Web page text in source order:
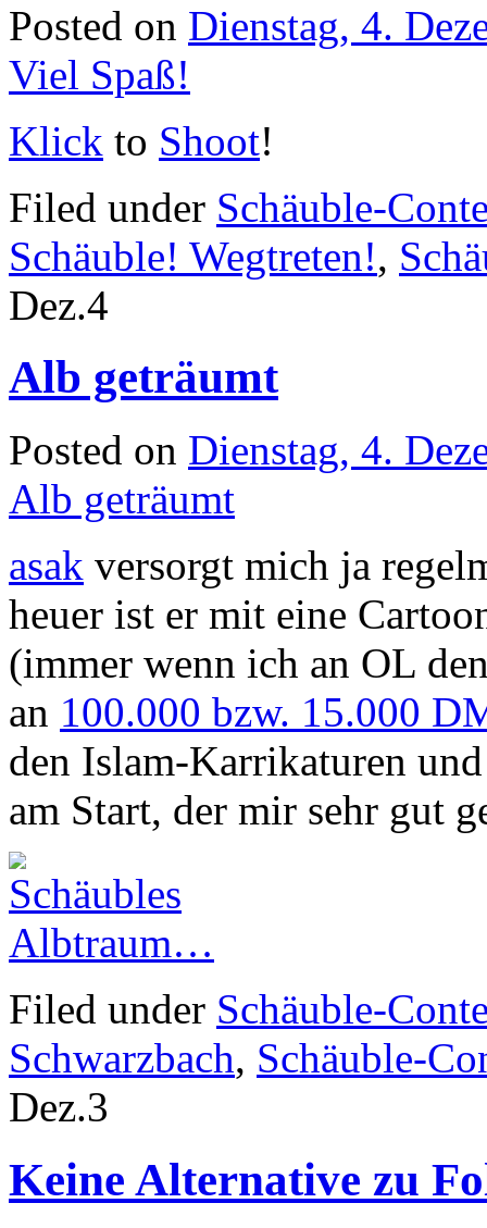
Posted on Dienstag, 4.
Viel Spaß!
Klick to Shoot!
Filed under Schäuble-
Schäuble! Wegtreten!,
Dez.4
Alb geträumt
Posted on Dienstag, 4.
Alb geträumt
asak versorgt mich ja
heuer ist er mit eine
(immer wenn ich an OL
an 100.000 bzw. 15.000
den Islam-Karrikaturen
am Start, der mir sehr gut
Filed under Schäuble-
Schwarzbach, Schäuble-
Dez.3
Keine Alternative zu